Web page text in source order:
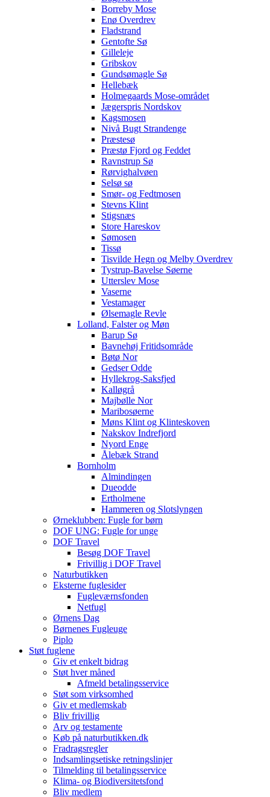
Borreby Mose
Enø Overdrev
Fladstrand
Gentofte Sø
Gilleleje
Gribskov
Gundsømagle Sø
Hellebæk
Holmegaards Mose-området
Jægerspris Nordskov
Kagsmosen
Nivå Bugt Strandenge
Præstesø
Præstø Fjord og Feddet
Ravnstrup Sø
Rørvighalvøen
Selsø sø
Smør- og Fedtmosen
Stevns Klint
Stigsnæs
Store Hareskov
Sømosen
Tissø
Tisvilde Hegn og Melby Overdrev
Tystrup-Bavelse Søerne
Utterslev Mose
Vaserne
Vestamager
Ølsemagle Revle
Lolland, Falster og Møn
Barup Sø
Bavnehøj Fritidsområde
Bøtø Nor
Gedser Odde
Hyllekrog-Saksfjed
Kalløgrå
Majbølle Nor
Maribosøerne
Møns Klint og Klinteskoven
Nakskov Indrefjord
Nyord Enge
Ålebæk Strand
Bornholm
Almindingen
Dueodde
Ertholmene
Hammeren og Slotslyngen
Ørneklubben: Fugle for børn
DOF UNG: Fugle for unge
DOF Travel
Besøg DOF Travel
Frivillig i DOF Travel
Naturbutikken
Eksterne fuglesider
Fugleværnsfonden
Netfugl
Ørnens Dag
Børnenes Fugleuge
Piplo
Støt fuglene
Giv et enkelt bidrag
Støt hver måned
Afmeld betalingsservice
Støt som virksomhed
Giv et medlemskab
Bliv frivillig
Arv og testamente
Køb på naturbutikken.dk
Fradragsregler
Indsamlingsetiske retningslinjer
Tilmelding til betalingsservice
Klima- og Biodiversitetsfond
Bliv medlem